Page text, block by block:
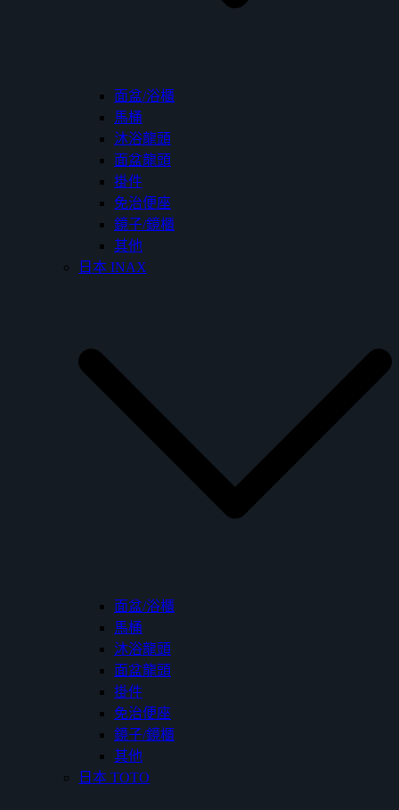
面盆/浴櫃
馬桶
沐浴龍頭
面盆龍頭
掛件
免治便座
鏡子/鏡櫃
其他
日本 INAX
面盆/浴櫃
馬桶
沐浴龍頭
面盆龍頭
掛件
免治便座
鏡子/鏡櫃
其他
日本 TOTO